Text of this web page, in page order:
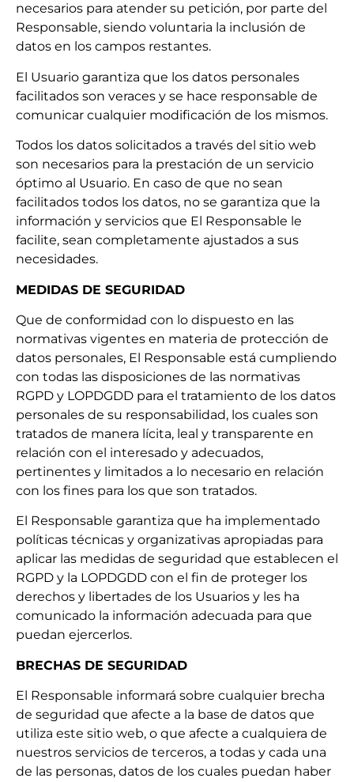
necesarios para atender su petición, por parte del
Responsable, siendo voluntaria la inclusión de
datos en los campos restantes.
El Usuario garantiza que los datos personales
facilitados son veraces y se hace responsable de
comunicar cualquier modificación de los mismos.
Todos los datos solicitados a través del sitio web
son necesarios para la prestación de un servicio
óptimo al Usuario. En caso de que no sean
facilitados todos los datos, no se garantiza que la
información y servicios que El Responsable le
facilite, sean completamente ajustados a sus
necesidades.
MEDIDAS DE SEGURIDAD
Que de conformidad con lo dispuesto en las
normativas vigentes en materia de protección de
datos personales, El Responsable está cumpliendo
con todas las disposiciones de las normativas
RGPD y LOPDGDD para el tratamiento de los datos
personales de su responsabilidad, los cuales son
tratados de manera lícita, leal y transparente en
relación con el interesado y adecuados,
pertinentes y limitados a lo necesario en relación
con los fines para los que son tratados.
El Responsable garantiza que ha implementado
políticas técnicas y organizativas apropiadas para
aplicar las medidas de seguridad que establecen el
RGPD y la LOPDGDD con el fin de proteger los
derechos y libertades de los Usuarios y les ha
comunicado la información adecuada para que
puedan ejercerlos.
BRECHAS DE SEGURIDAD
El Responsable informará sobre cualquier brecha
de seguridad que afecte a la base de datos que
utiliza este sitio web, o que afecte a cualquiera de
nuestros servicios de terceros, a todas y cada una
de las personas, datos de los cuales puedan haber